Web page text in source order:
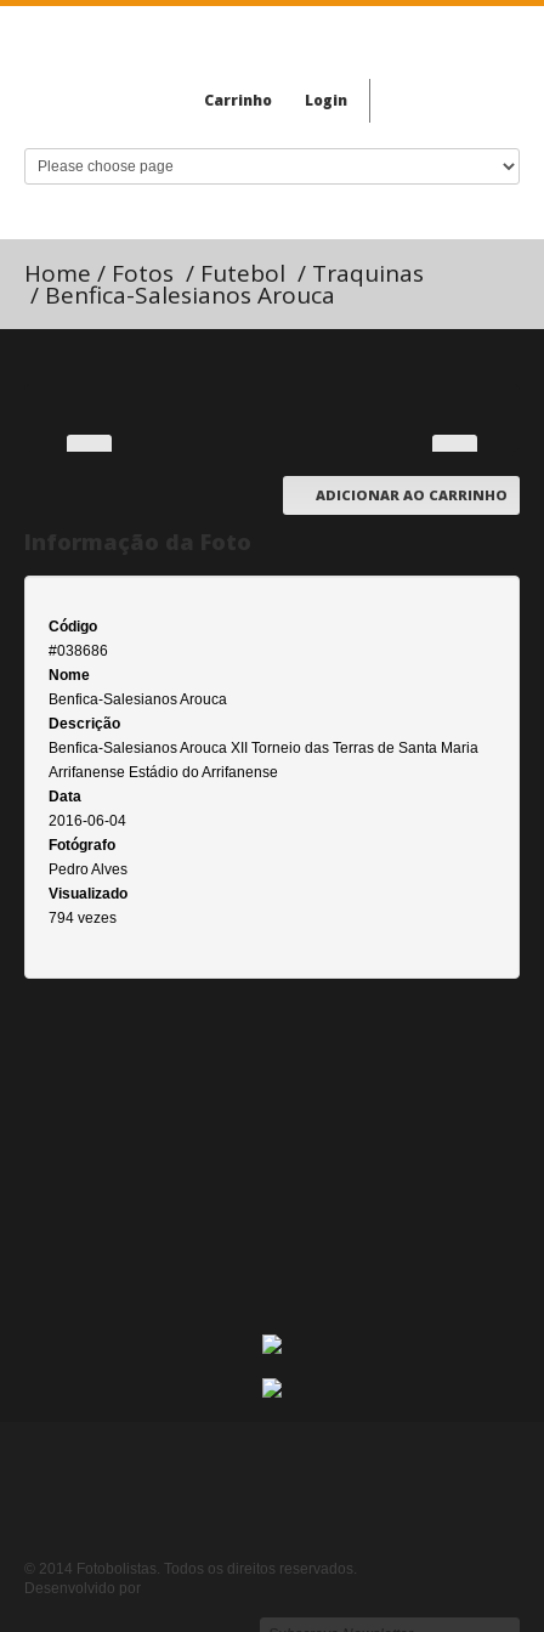
Carrinho Login
Home / Fotos / Futebol / Traquinas
/ Benfica-Salesianos Arouca
ADICIONAR AO CARRINHO
Código
#038686
Nome
Benfica-Salesianos Arouca
Descrição
Benfica-Salesianos Arouca XII Torneio das Terras de Santa Maria
Arrifanense Estádio do Arrifanense
Data
2016-06-04
Fotógrafo
Pedro Alves
Visualizado
794 vezes
© 2014 Fotobolistas. Todos os direitos reservados.
Desenvolvido por